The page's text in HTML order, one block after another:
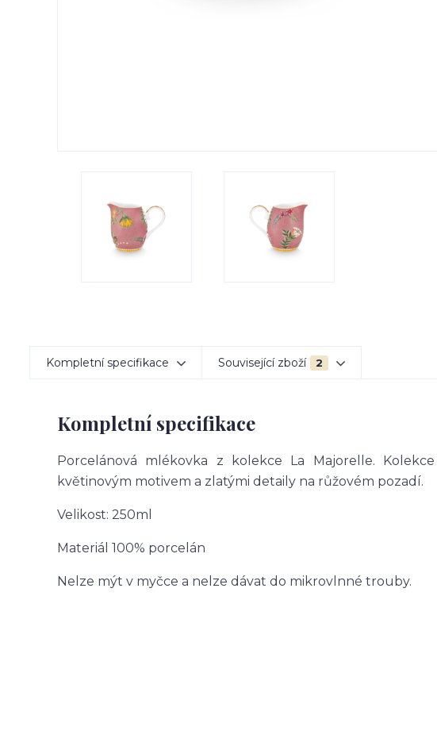
Kompletní specifikace Související zboží 2
Kompletní specifikace
Porcelánová mlékovka z kolekce La Majorelle.
květinovým motivem a zlatými detaily na růžovém pozadí.
Velikost: 250ml
Materiál 100% porcelán
Nelze mýt v myčce a nelze dávat do mikrovlnné trouby.